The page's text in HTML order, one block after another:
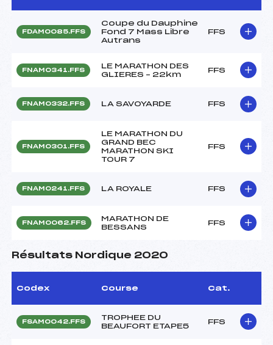
FDAM0085.FFS
Coupe du Dauphine
Fond 7 Mass Libre
Autrans
FFS
FNAM0341.FFS
LE MARATHON DES
GLIERES – 22km
FFS
FNAM0332.FFS LA SAVOYARDE FFS
FNAM0301.FFS
LE MARATHON DU
GRAND BEC
MARATHON SKI
TOUR 7
FFS
FNAM0241.FFS LA ROYALE FFS
FNAM0062.FFS
MARATHON DE
BESSANS
FFS
Résultats Nordique 2020
Codex Course Cat.
FSAM0042.FFS
TROPHEE DU
BEAUFORT ETAPE5
FFS